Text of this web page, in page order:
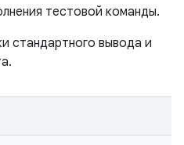
тестовой команды.
стандартного вывода и